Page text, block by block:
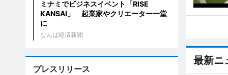
最新ニ
ミナミでビジネスイベント「RISE
KANSAI」 起業家やクリエーター一堂
に
なんば経済新聞
プレスリリース